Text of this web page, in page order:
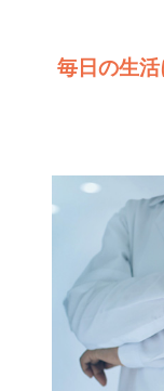
毎日の生